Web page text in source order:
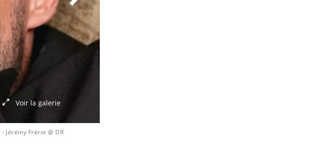
- Jérémy Frérot @ DR
Voir la galerie